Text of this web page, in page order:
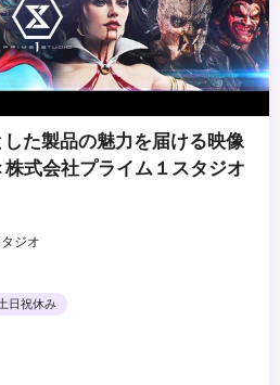
た製品の魅力を届ける映像
式会社プライム１スタジオ
ジオ
日祝休み